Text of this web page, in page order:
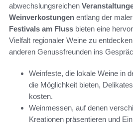
abwechslungsreichen
Weinverkostungen entlang der
Festivals am Fluss bieten eine
Vielfalt regionaler Weine zu
anderen Genussfreunden ins
Weinfeste, die lokale Weine in
die Möglichkeit bieten,
kosten.
Weinmessen, auf denen
Kreationen präsentieren und